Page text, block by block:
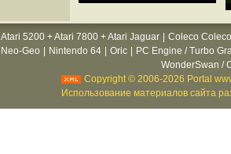
Atari 5200 + Atari 7800 + Atari Jaguar
Coleco
Neo-Geo Nintendo 64 Oric
PC Engine / Turbo
WonderSwan /
Copyright © 2006-2026 Portal
Использование материалов сайта